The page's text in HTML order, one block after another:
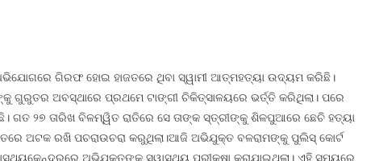
ଗିରଫ ହୋଇ ହାଜତରେ ଥିବା ସ୍ୱାମୀ ଆତ୍ମହତ୍ୟା ଉଦ୍ୟମ କରିଛି।
ଗୁରୁତର ଅବସ୍ଥାରେ ପ୍ରଥମେ ଟାଙ୍ଗୀ ଚିକିତ୍ସାଳୟରେ ଭର୍ତ୍ତି କରିଥିଲା। ପରେ
ଗତ ୨୭ ତାରିଖ ବିଳମ୍ୱିତ ରାତିରେ ସେ ତାଙ୍କ ସ୍ତ୍ରୀଙ୍କୁ ଶିଳପୁଆରେ ଛେଚି ହତ୍ୟା
ଅଟକ ରଖି ପଚରାଉଚରା କରୁଥିଲା।ଆଜି ଅଭିଯୁକ୍ତ ବଳରାମଙ୍କୁ ପୁଲିସ୍ କୋର୍ଟ
ଅଭିଯୁକ୍ତଙ୍କ ସ୍ୱାସ୍ଥ୍ୟ ପରୀକ୍ଷା କରାଯାଇଥିଲା। ଏହି ସମୟରେ